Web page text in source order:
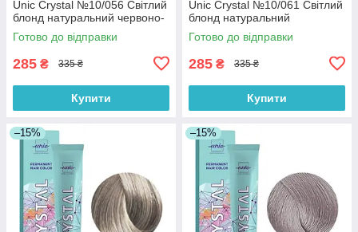
Unic Crystal №10/056 Світлий
блонд натуральний червоно-
фіолетовий 100 мл
Готово до відправки
285 ₴ 335 ₴
Купити
Unic Crystal №10/061 Світлий
блонд натуральний
фіолетово-попелястий 100
мл
Готово до відправки
285 ₴ 335 ₴
Купити
–15% –15%